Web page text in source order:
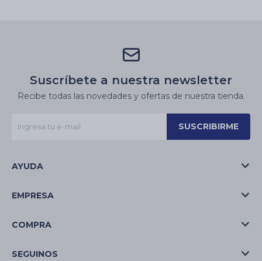
Suscríbete a nuestra newsletter
Recibe todas las novedades y ofertas de nuestra tienda.
SUSCRIBIRME
AYUDA
EMPRESA
COMPRA
SEGUINOS